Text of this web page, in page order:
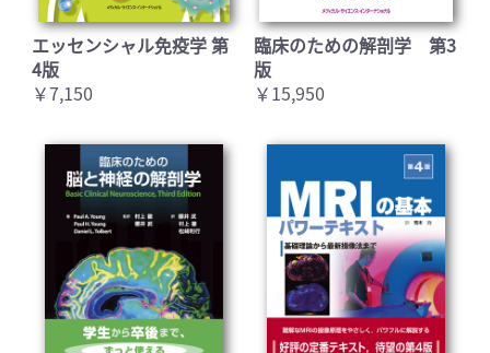
エッセンシャル免疫学 第
4版
￥7,150
臨床のための解剖学 第3
版
￥15,950